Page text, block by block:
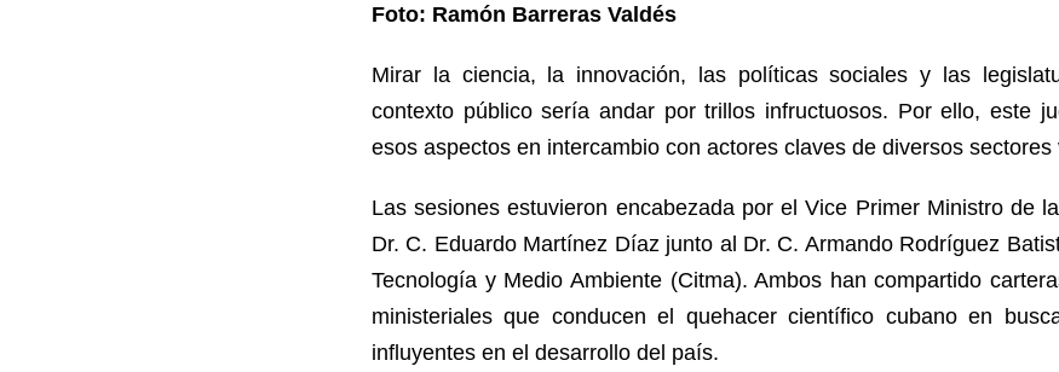
Foto: Ramón Barreras Valdés
Mirar la ciencia, la innovación, las políticas sociales y las
contexto público sería andar por trillos infructuosos. Por ello, este
esos aspectos en intercambio con actores claves de diversos sectores
Las sesiones estuvieron encabezada por el Vice Primer Ministro de
Dr. C. Eduardo Martínez Díaz junto al Dr. C. Armando Rodríguez
Tecnología y Medio Ambiente (Citma). Ambos han compartido
ministeriales que conducen el quehacer científico cubano en
influyentes en el desarrollo del país.